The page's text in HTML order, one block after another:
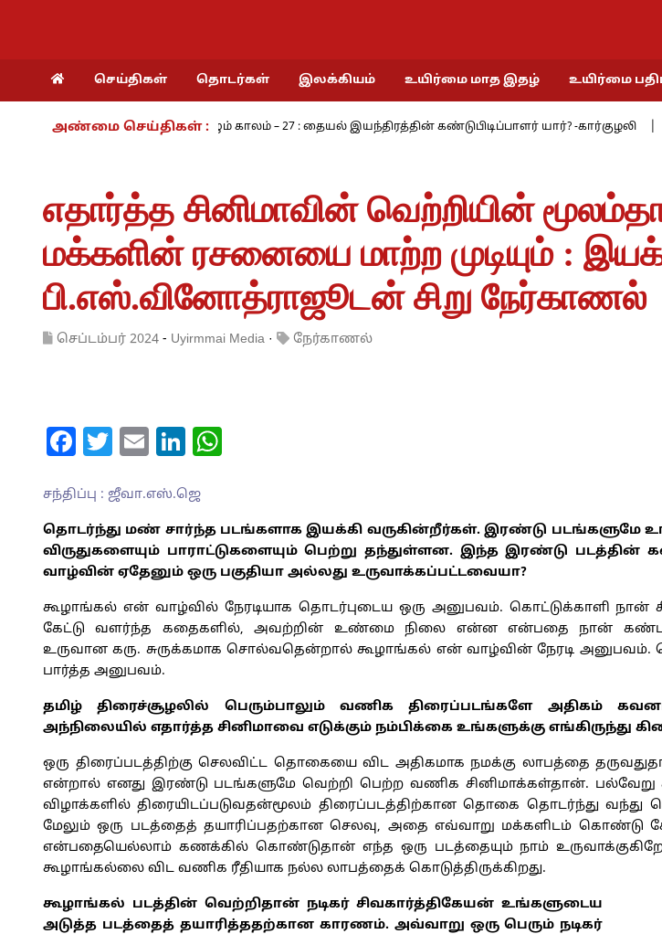
செய்திகள் தொடர்கள் இலக்கியம் உயிர்மை மாத இதழ் உயிர்மை
அண்மை செய்திகள் :
அ.ராமசாமி நாம் வாழும் காலம் – 27 : தையல் இயந்திரத்தின் கண்டுபிடிப்பாளர் யார்? -கார்குழலி
எதார்த்த சினிமாவின் வெற்றியின்
மக்களின் ரசனையை மாற்ற முடியும் :
பி.எஸ்.வினோத்ராஜூடன் சிறு நேர்காணல்
செப்டம்பர் 2024 - Uyirmmai Media · நேர்காணல்
Facebook
Twitter
EmailLinkedIn
சந்திப்பு : ஜீவா.எஸ்.ஜெ
தொடர்ந்து மண் சார்ந்த படங்களாக இயக்கி வருகின்றீர்கள். இரண்டு படங்களுமே
விருதுகளையும் பாராட்டுகளையும் பெற்று தந்துள்ளன. இந்த இரண்டு
வாழ்வின் ஏதேனும் ஒரு பகுதியா அல்லது உருவாக்கப்பட்டவையா?
கூழாங்கல் என் வாழ்வில் நேரடியாக தொடர்புடைய ஒரு அனுபவம். கொட்டுக்காளி நான்
கேட்டு வளர்ந்த கதைகளில், அவற்றின் உண்மை நிலை என்ன என்பதை நான்
உருவான கரு. சுருக்கமாக சொல்வதென்றால் கூழாங்கல் என் வாழ்வின் நேரடி அனுபவம்.
பார்த்த அனுபவம்.
தமிழ் திரைச்சூழலில் பெரும்பாலும் வணிக திரைப்படங்களே அதிகம்
அந்நிலையில் எதார்த்த சினிமாவை எடுக்கும் நம்பிக்கை உங்களுக்கு எங்கிருந்து
ஒரு திரைப்படத்திற்கு செலவிட்ட தொகையை விட அதிகமாக நமக்கு லாபத்தை
என்றால் எனது இரண்டு படங்களுமே வெற்றி பெற்ற வணிக சினிமாக்கள்தான். பல்வேறு
விழாக்களில் திரையிடப்படுவதன்மூலம் திரைப்படத்திற்கான தொகை தொடர்ந்து வந்து
மேலும் ஒரு படத்தைத் தயாரிப்பதற்கான செலவு, அதை எவ்வாறு மக்களிடம் கொண்டு
என்பதையெல்லாம் கணக்கில் கொண்டுதான் எந்த ஒரு படத்தையும் நாம்
கூழாங்கல்லை விட வணிக ரீதியாக நல்ல லாபத்தைக் கொடுத்திருக்கிறது.
கூழாங்கல் படத்தின் வெற்றிதான் நடிகர் சிவகார்த்திகேயன் உங்களுடைய
அடுத்த படத்தைத் தயாரித்ததற்கான காரணம். அவ்வாறு ஒரு பெரும் நடிகர்